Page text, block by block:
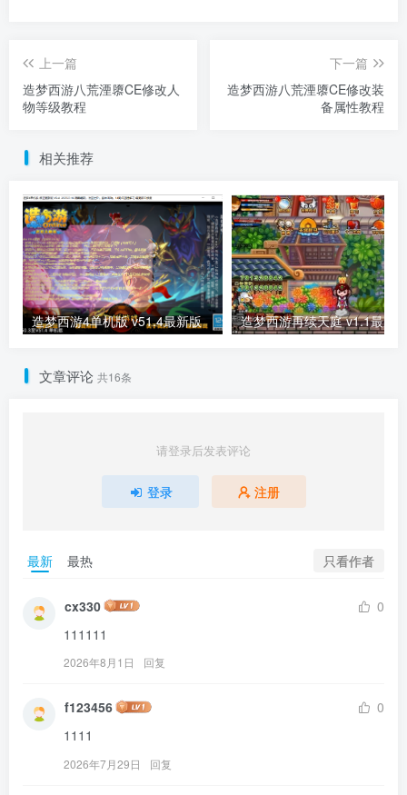
上一篇
造梦西游八荒湮隳CE修改人
物等级教程
下一篇
造梦西游八荒湮隳CE修改装
备属性教程
相关推荐
造梦西游4单机版 v51.4最新版 造梦西游再续天庭 v1.1最新
文章评论 共16条
请登录后发表评论
登录 注册
最新 最热 只看作者
cx330
0
111111
2026年8月1日 回复
f123456
0
1111
2026年7月29日 回复